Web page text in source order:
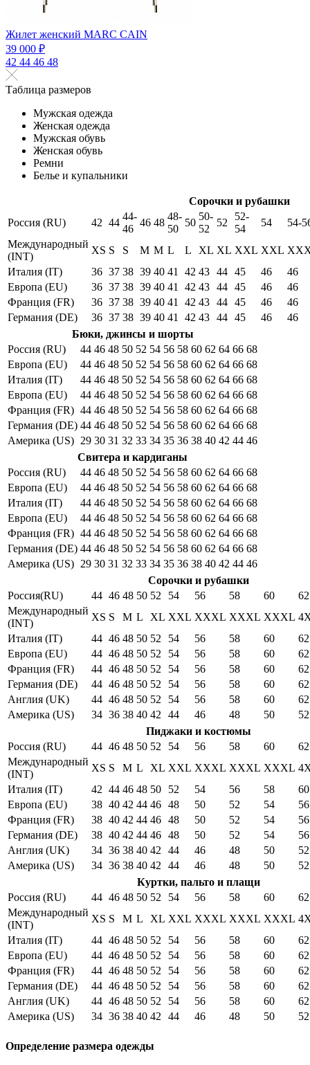
Жилет женский MARC CAIN
39 000 ₽
42 44 46 48
Таблица размеров
Мужская одежда
Женская одежда
Мужская обувь
Женская обувь
Ремни
Белье и купальники
Сорочки и рубашки
Россия (RU)
42 44
44-
46
46 48
48-
50
50
50-
52
52
52-
54
54
54-
Международный
(INT)
XS S S M M L L XL XL XXL XXL
Италия (IT)
36 37 38 39 40 41 42 43 44 45 46
46
Европа (EU)
36 37 38 39 40 41 42 43 44 45 46
46
Франция (FR)
36 37 38 39 40 41 42 43 44 45 46
46
Германия (DE)
36 37 38 39 40 41 42 43 44 45 46
46
Бюки, джинсы и шорты
Россия (RU)
44 46 48 50 52 54 56 58 60 62 64 66 68
Европа (EU)
44 46 48 50 52 54 56 58 60 62 64 66 68
Италия (IT)
44 46 48 50 52 54 56 58 60 62 64 66 68
Европа (EU)
44 46 48 50 52 54 56 58 60 62 64 66 68
Франция (FR) 44 46 48 50 52 54 56 58 60 62 64 66 68
Германия (DE) 44 46 48 50 52 54 56 58 60 62 64 66 68
Америка (US) 29 30 31 32 33 34 35 36 38 40 42 44 46
Свитера и кардиганы
Россия (RU)
44 46 48 50 52 54 56 58 60 62 64 66 68
Европа (EU)
44 46 48 50 52 54 56 58 60 62 64 66 68
Италия (IT)
44 46 48 50 52 54 56 58 60 62 64 66 68
Европа (EU)
44 46 48 50 52 54 56 58 60 62 64 66 68
Франция (FR) 44 46 48 50 52 54 56 58 60 62 64 66 68
Германия (DE) 44 46 48 50 52 54 56 58 60 62 64 66 68
Америка (US) 29 30 31 32 33 34 35 36 38 40 42 44 46
Сорочки и рубашки
Россия(RU)
44 46 48 50 52 54 56 58 60
62
Международный
(INT)
XS S M L XL XXL XXXL XXXL XXXL
Италия (IT)
44 46 48 50 52 54 56 58 60
62
Европа (EU)
44 46 48 50 52 54 56 58 60
62
Франция (FR)
44 46 48 50 52 54 56 58 60
62
Германия (DE)
44 46 48 50 52 54 56 58 60
62
Англия (UK)
44 46 48 50 52 54 56 58 60
62
Америка (US)
34 36 38 40 42 44 46 48 50
52
Пиджаки и костюмы
Россия (RU)
44 46 48 50 52 54 56 58 60
62
Международный
(INT)
XS S M L XL XXL XXXL XXXL XXXL
Италия (IT)
42 44 46 48 50 52 54 56 58
60
Европа (EU)
38 40 42 44 46 48 50 52 54
56
Франция (FR)
38 40 42 44 46 48 50 52 54
56
Германия (DE)
38 40 42 44 46 48 50 52 54
56
Англия (UK)
34 36 38 40 42 44 46 48 50
52
Америка (US)
34 36 38 40 42 44 46 48 50
52
Куртки, пальто и плащи
Россия (RU)
44 46 48 50 52 54 56 58 60
62
Международный
(INT)
XS S M L XL XXL XXXL XXXL XXXL
Италия (IT)
44 46 48 50 52 54 56 58 60
62
Европа (EU)
44 46 48 50 52 54 56 58 60
62
Франция (FR)
44 46 48 50 52 54 56 58 60
62
Германия (DE)
44 46 48 50 52 54 56 58 60
62
Англия (UK)
44 46 48 50 52 54 56 58 60
62
Америка (US)
34 36 38 40 42 44 46 48 50 52
Определение размера одежды